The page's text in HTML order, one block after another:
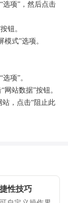
选项”，然后点击
钮。
式”选项。
项”。
站数据”按钮。
，点击“阻止此
性技巧